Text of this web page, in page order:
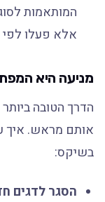
המותאמות
אלא פעלו לפי
מניעה היא
הדרך הטובה
אותם מראש. איך
בשיקס:
הסגר לדגים